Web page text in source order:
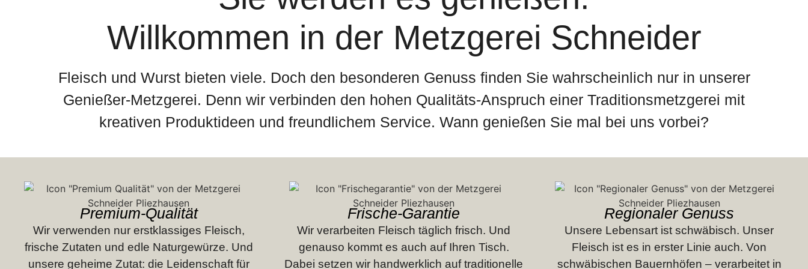
Willkommen in der Metzgerei Schneider
Fleisch und Wurst bieten viele. Doch den besonderen Genuss finden Sie wahrscheinlich nur in unserer
Genießer-Metzgerei. Denn wir verbinden den hohen Qualitäts-Anspruch einer Traditionsmetzgerei mit
kreativen Produktideen und freundlichem Service. Wann genießen Sie mal bei uns vorbei?
Premium-Qualität
Wir verwenden nur erstklassiges Fleisch,
frische Zutaten und edle Natur­gewürze. Und
unsere geheime Zutat: die Leidenschaft für
Frische-Garantie
Wir verarbeiten Fleisch täglich frisch. Und
genauso kommt es auch auf Ihren Tisch.
Dabei setzen wir handwerklich auf traditionelle
Regionaler Genuss
Unsere Lebensart ist schwäbisch. Unser
Fleisch ist es in erster Linie auch. Von
schwäbischen Bauernhöfen – verarbeitet in